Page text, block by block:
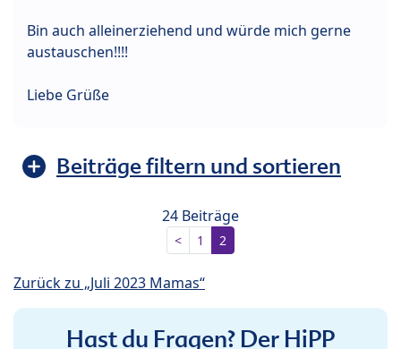
Bin auch alleinerziehend und würde mich gerne
austauschen!!!!
Liebe Grüße
Beiträge filtern und sortieren
24 Beiträge
< 1 2
Zurück zu „Juli 2023 Mamas“
Hast du Fragen? Der HiPP